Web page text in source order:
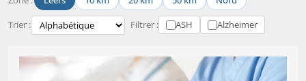
Trier : Filtrer : ASH Alzheimer